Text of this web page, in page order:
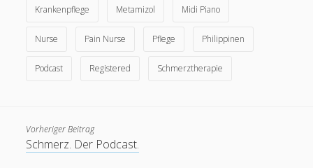
Krankenpflege Metamizol Midi Piano
Nurse Pain Nurse Pflege Philippinen
Podcast Registered Schmerztherapie
Vorheriger Beitrag
Schmerz. Der Podcast.